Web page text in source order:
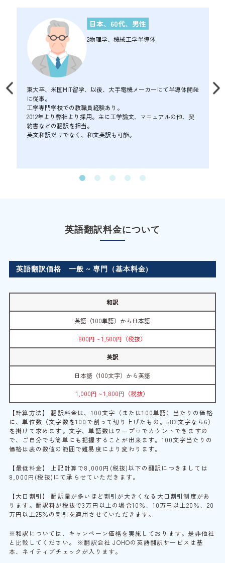
日本、60代、男性
2物理学、機械工学半導体
東大卒、米国MIT留学、以後、大手電機メーカーにて半導体開発
に従事。
工学専門学校での教職員経験あり。
2012年より弊社より採用。主に工学論文、マニュアルの他、契
約書などの翻訳を担当。
英文和訳だけでなく、和文英訳も可能。
英語翻訳料金について
英語翻訳価格 一般 ~ 専門（基本料金)
和訳
英語（100単語）から日本語
800円 ~ 1,500円（税抜）
英訳
日本語（100文字）から英語
1,000円 ~ 1,800円（税抜）
【計算方法】 翻訳料金は、100文字（または100単語）当たりの価格
に、単位数（文字数を100で割って切り上げたもの。583文字なら6）
を掛けて求めます。文字、単語数はワープロでカウントできますの
で、ご自分でも簡単にも把握することが出来ます。100文字当たりの
価格は表の数値の範囲で難易度により変わります。
【最低料金】 上記計算で8,000円(税抜)以下の翻訳につきましては
8,000円(税抜)にて承らせていただきます。
【大口割引】 翻訳量が多いほど割引が大きくなる大口割引制度があ
ります。翻訳料が税抜で3万円以上の場合10％、10万円以上20％、20
万円以上25％の割引を適用させていただきます。
※和訳については、キャンペーン価格を実施しております。是非他社
と比較してください。 ※翻訳会社 JOHOの英語翻訳サービスは基
本、ネイティブチェックが入ります。